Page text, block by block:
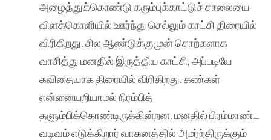
அழைத்துக்கொண்டு கரும்புக்காட்டுச் சாலையை
விளக்கொளியில் ஊர்ந்து செல்லும் காட்சி திரையில்
விரிகிறது. சில ஆண்டுக்குமுன் சொற்களாக
வாசித்து மனதில் இருத்திய காட்சி, அப்படியே
கவிதையாக திரையில் விரிகிறது. கண்கள்
என்னையறியாமல் நிரம்பித்
தளும்பிக்கொண்டிருக்கின்றன. மனதில் பிரம்மாண்ட
வடிவம் எடுக்கிறார் வாகனத்தில் அமர்ந்திருக்கும்